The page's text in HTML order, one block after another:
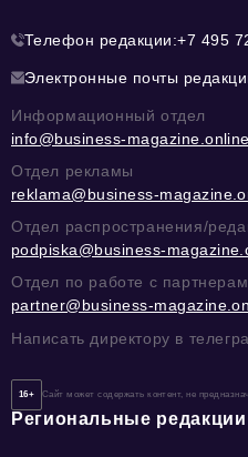
Телефон редакции:+7 495
Электронные почты
Информационный отдел
info@business-magazine.online
Отдел рекламы
reklama@business-
Отдел распространения/
podpiska@business-
Отдел по работе с
partner@business-
Написать директору в
16+ Сайт может содержать контент, не
Региональные редакции